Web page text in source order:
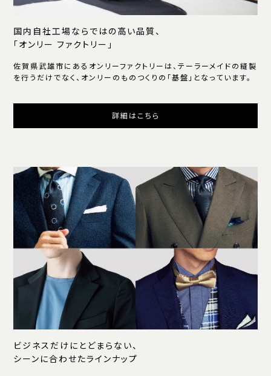
国内自社工場ならではの高い品質、
「オンリー ファクトリー」
佐賀県武雄市にあるオンリーファクトリーは、テーラーメイドの縫製
を行うだけでなく、オンリーのものつくりの「基盤」となっています。
詳細はこちら
ビジネスだけにとどまらない、
シーンに合わせたラインナップ